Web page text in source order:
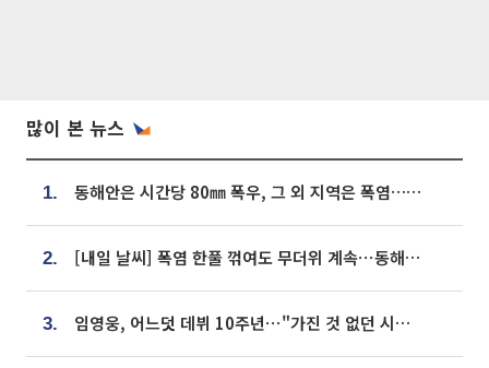
많이 본 뉴스
1. 동해안은 시간당 80㎜ 폭우, 그 외 지역은 폭염…‘극과 극 날씨’
2. [내일 날씨] 폭염 한풀 꺾여도 무더위 계속⋯동해안 이틀 연속 비
3. 임영웅, 어느덧 데뷔 10주년⋯"가진 것 없던 시절, 내 앞엔 20명의 팬뿐"